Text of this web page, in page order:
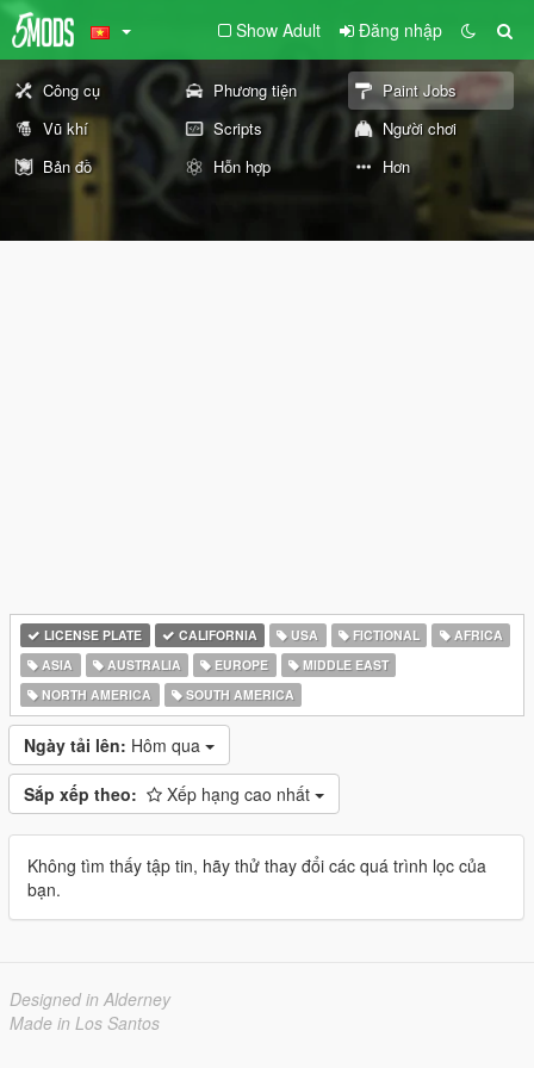
Show Adult Đăng nhập
Công cụ Phương tiện
Paint Jobs
Vũ khí
Scripts
Người chơi
Bản đồ
Hỗn hợp Hơn
LICENSE PLATE CALIFORNIA USA FICTIONAL
AFRICA
ASIA
AUSTRALIA EUROPE
MIDDLE EAST
NORTH AMERICA
SOUTH AMERICA
Ngày tải lên: Hôm qua
Sắp xếp theo: Xếp hạng cao nhất
Không tìm thấy tập tin, hãy thử thay đổi các quá trình lọc của
bạn.
Designed in Alderney
Made in Los Santos